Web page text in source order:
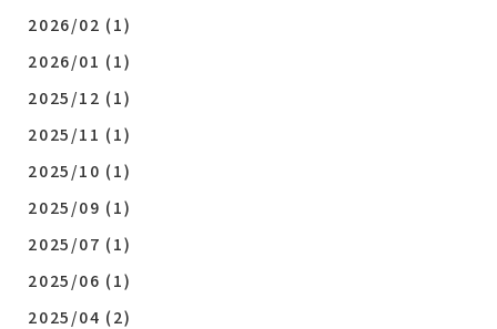
2026/02 (1)
2026/01 (1)
2025/12 (1)
2025/11 (1)
2025/10 (1)
2025/09 (1)
2025/07 (1)
2025/06 (1)
2025/04 (2)